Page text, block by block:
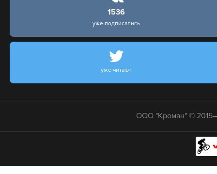
1536
уже подписались
уже читают
ООО "Кроман" ©